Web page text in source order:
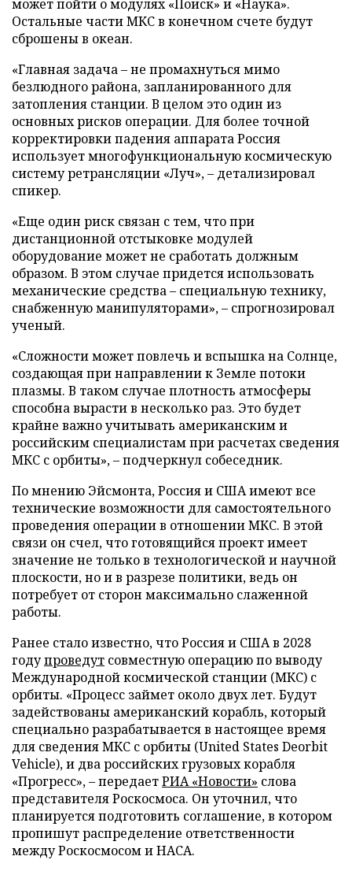
может пойти о модулях «Поиск» и «Наука».
Остальные части МКС в конечном счете будут
сброшены в океан.
«Главная задача – не промахнуться мимо
безлюдного района, запланированного для
затопления станции. В целом это один из
основных рисков операции. Для более точной
корректировки падения аппарата Россия
использует многофункциональную космическую
систему ретрансляции «Луч», – детализировал
спикер.
«Еще один риск связан с тем, что при
дистанционной отстыковке модулей
оборудование может не сработать должным
образом. В этом случае придется использовать
механические средства – специальную технику,
снабженную манипуляторами», – спрогнозировал
ученый.
«Сложности может повлечь и вспышка на Солнце,
создающая при направлении к Земле потоки
плазмы. В таком случае плотность атмосферы
способна вырасти в несколько раз. Это будет
крайне важно учитывать американским и
российским специалистам при расчетах сведения
МКС с орбиты», – подчеркнул собеседник.
По мнению Эйсмонта, Россия и США имеют все
технические возможности для самостоятельного
проведения операции в отношении МКС. В этой
связи он счел, что готовящийся проект имеет
значение не только в технологической и научной
плоскости, но и в разрезе политики, ведь он
потребует от сторон максимально слаженной
работы.
Ранее стало известно, что Россия и США в 2028
годупроведут совместную операцию по выводу
Международной космической станции (МКС) с
орбиты. «Процесс займет около двух лет. Будут
задействованы американский корабль, который
специально разрабатывается в настоящее время
для сведения МКС с орбиты (United States Deorbit
Vehicle), и два российских грузовых корабля
«Прогресс», – передаетРИА «Новости» слова
представителя Роскосмоса. Он уточнил, что
планируется подготовить соглашение, в котором
пропишут распределение ответственности
между Роскосмосом и НАСА.